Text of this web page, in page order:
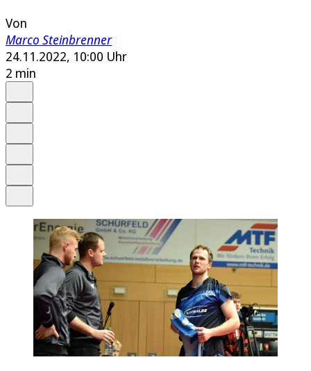
Von
Marco Steinbrenner
24.11.2022, 10:00 Uhr
2 min